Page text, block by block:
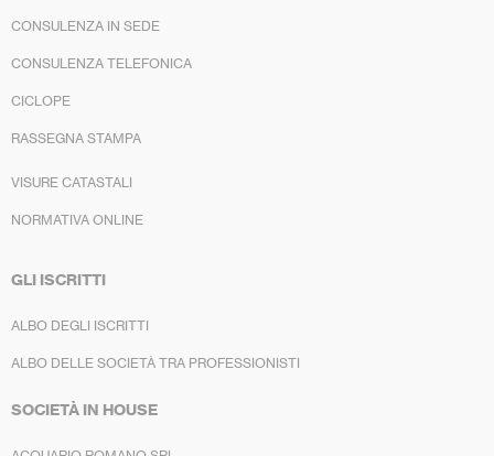
CONSULENZA IN SEDE
CONSULENZA TELEFONICA
CICLOPE
RASSEGNA STAMPA
VISURE CATASTALI
NORMATIVA ONLINE
GLI ISCRITTI
ALBO DEGLI ISCRITTI
ALBO DELLE SOCIETÀ TRA PROFESSIONISTI
SOCIETÀ IN HOUSE